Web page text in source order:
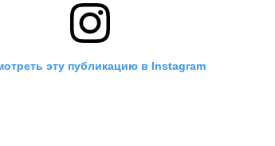
эту публикацию в Instagram